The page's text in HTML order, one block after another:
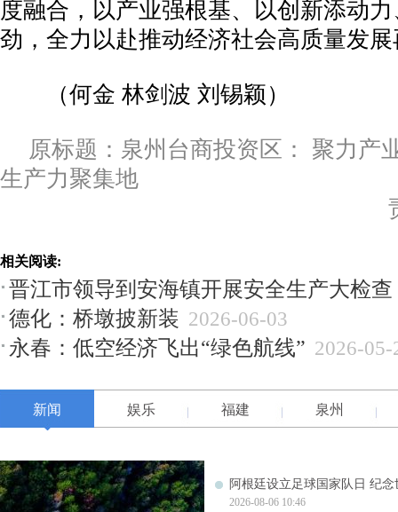
度融合，以产业强根基、以创新添动
劲，全力以赴推动经济社会高质量发
（何金 林剑波 刘锡颖）
原标题：泉州台商投资区： 聚力产
生产力聚集地
相关阅读:
晋江市领导到安海镇开展安全生产大检查
德化：桥墩披新装 2026-06-03
永春：低空经济飞出“绿色航线” 2026-05-
新闻 娱乐 福建 泉州
阿根廷设立足球国家队日 纪
2026-08-06 10:46